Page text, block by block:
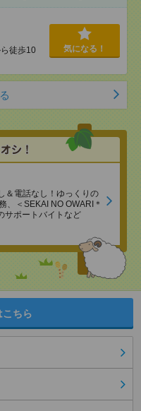
徒歩10
気になる！
＆電話なし！ゆっくりの
、＜SEKAI NO OWARI＊
サポートバイトなど
こちら